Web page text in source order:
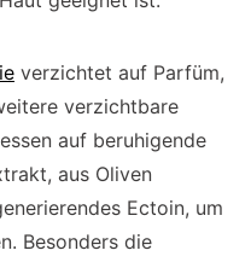
verzichtet auf Parfüm,
verzichtbare
auf beruhigende
aus Oliven
Ectoin, um
Besonders die